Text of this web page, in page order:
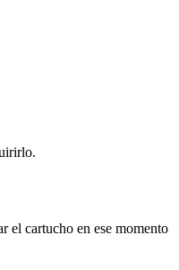
el cartucho en ese momento